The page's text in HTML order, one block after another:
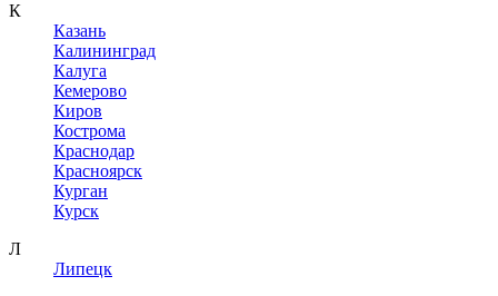
К
Казань
Калининград
Калуга
Кемерово
Киров
Кострома
Краснодар
Красноярск
Курган
Курск
Л
Липецк